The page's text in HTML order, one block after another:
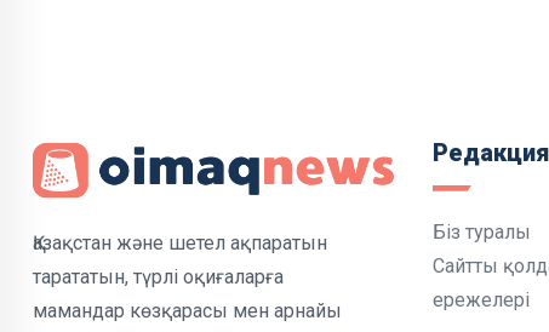
Қазақстан және шетел ақпаратын
тарататын, түрлі оқиғаларға
мамандар көзқарасы мен арнайы
Редакция
Біз туралы
Сайтты
ережелері